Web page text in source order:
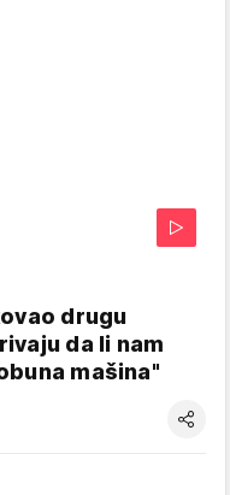
drugu
da li nam
mašina"